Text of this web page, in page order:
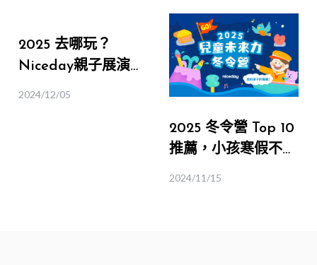
2025 去哪玩？
Niceday親子展演行
事曆，讓你週末想出
2024/12/05
2025 冬令營 Top 10
推薦，小孩寒假不無
聊，爸媽也開心！
2024/11/15